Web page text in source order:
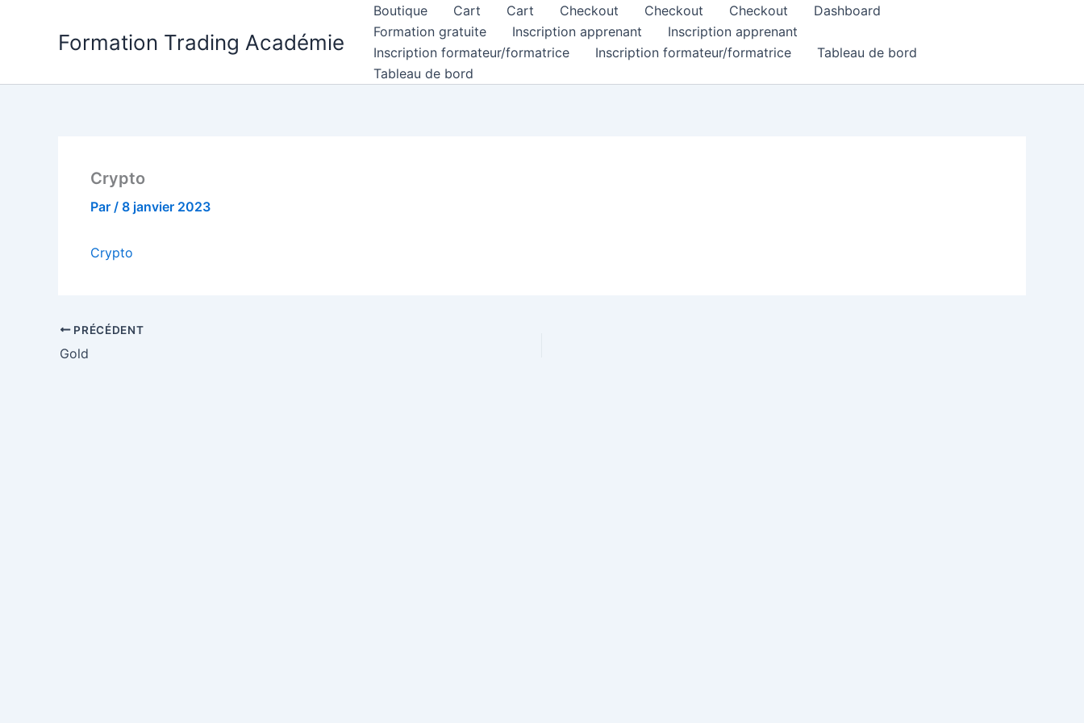
Formation Trading Académie
Boutique Cart Cart Checkout Checkout Checkout
Dashboard
Formation gratuite
Inscription apprenant
Inscription apprenant
Inscription formateur/formatrice
Inscription formateur/formatrice
Tableau de bord
Tableau de bord
Crypto
Par / 8 janvier 2023
Crypto
PRÉCÉDENT
Gold